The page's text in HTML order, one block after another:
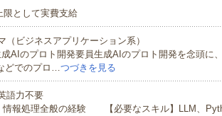
限として実費支給
（ビジネスアプリケーション系）
AIのプロト開発要員生成AIのプロト開発を念頭に
どでのプロ…つづきを見る
語力不要
情報処理全般の経験 【必要なスキル】LLM、